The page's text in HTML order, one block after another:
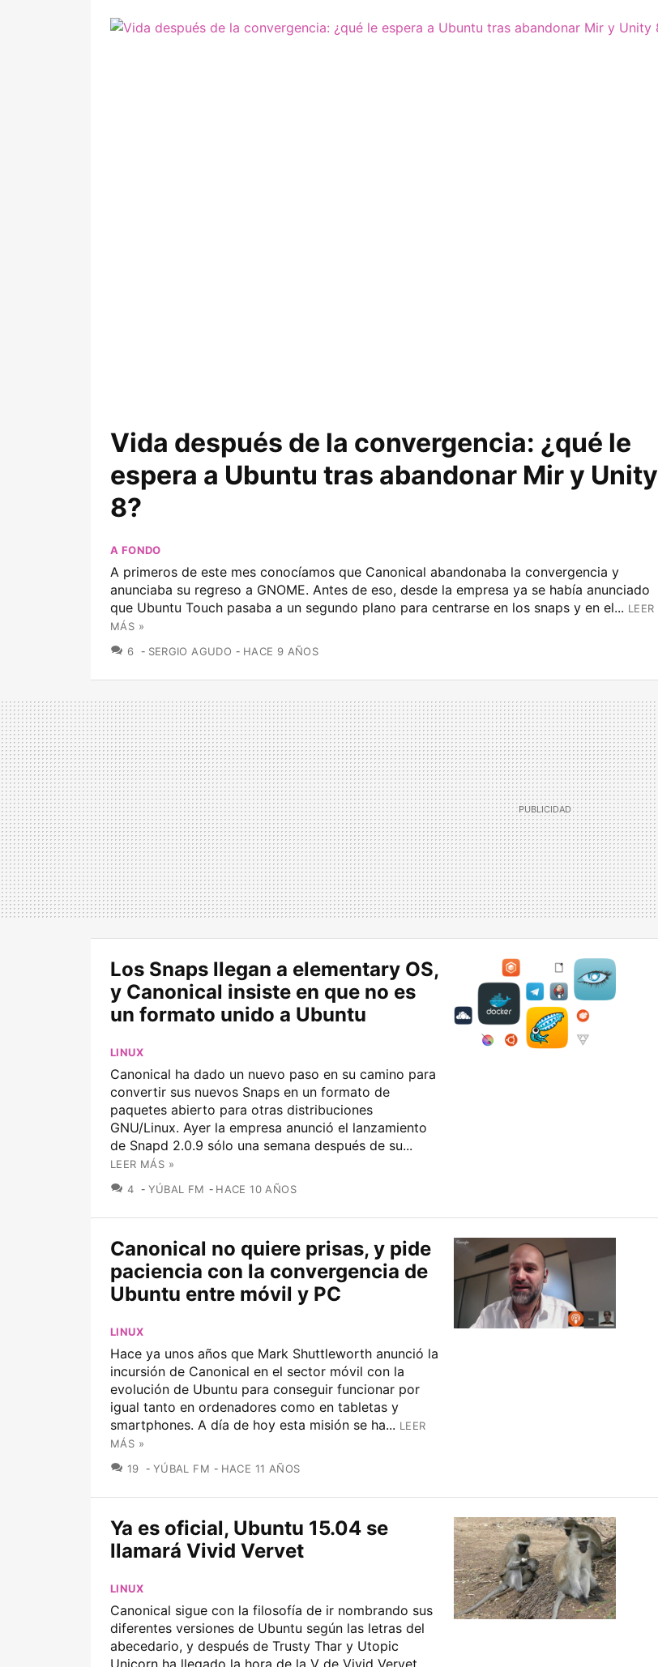
Vida después de la convergencia: ¿qué le
espera a Ubuntu tras abandonar Mir y Unity
8?
A FONDO
A primeros de este mes conocíamos que Canonical abandonaba la convergencia y
anunciaba su regreso a GNOME. Antes de eso, desde la empresa ya se había anunciado
que Ubuntu Touch pasaba a un segundo plano para centrarse en los snaps y en el... LEER
MÁS »
6 COMENTARIOS
SERGIO AGUDO HACE 9 AÑOS
Los Snaps llegan a elementary OS,
y Canonical insiste en que no es
un formato unido a Ubuntu
LINUX
Canonical ha dado un nuevo paso en su camino para
convertir sus nuevos Snaps en un formato de
paquetes abierto para otras distribuciones
GNU/Linux. Ayer la empresa anunció el lanzamiento
de Snapd 2.0.9 sólo una semana después de su...
LEER MÁS »
4 COMENTARIOS
YÚBAL FM HACE 10 AÑOS
Canonical no quiere prisas, y pide
paciencia con la convergencia de
Ubuntu entre móvil y PC
LINUX
Hace ya unos años que Mark Shuttleworth anunció la
incursión de Canonical en el sector móvil con la
evolución de Ubuntu para conseguir funcionar por
igual tanto en ordenadores como en tabletas y
smartphones. A día de hoy esta misión se ha... LEER
MÁS »
19 COMENTARIOS
YÚBAL FM HACE 11 AÑOS
Ya es oficial, Ubuntu 15.04 se
llamará Vivid Vervet
LINUX
Canonical sigue con la filosofía de ir nombrando sus
diferentes versiones de Ubuntu según las letras del
abecedario, y después de Trusty Thar y Utopic
Unicorn ha llegado la hora de la V de Vivid Vervet.